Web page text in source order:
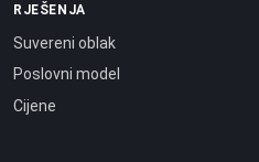
RJEŠENJA
Suvereni oblak
Poslovni model
Cijene